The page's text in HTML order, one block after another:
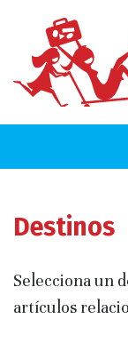
Destinos
Selecciona un
artículos